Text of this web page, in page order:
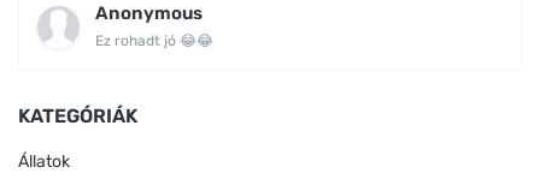
Anonymous
Ez rohadt jó 😂😂
KATEGÓRIÁK
Állatok